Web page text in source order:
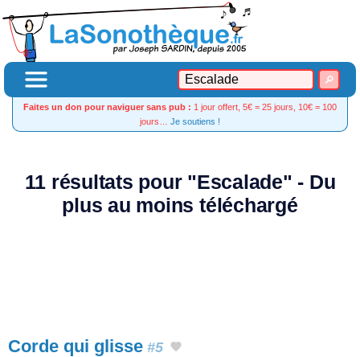
Faites un don pour naviguer sans pub : 1 jour offert, 5€ = 25 jours, 10€ = 100
jours… Je soutiens !
11 résultats pour "Escalade" - Du
plus au moins téléchargé
Corde qui glisse #5